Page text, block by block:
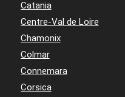
Catania
Centre-Val de Loire
Chamonix
Colmar
Connemara
Corsica